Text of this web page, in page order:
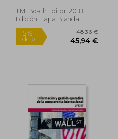
J.M. Bosch Editor, 2018, 1
Edición, Tapa Blanda,
Nuevo